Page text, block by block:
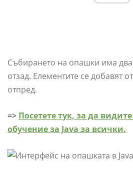
Събирането на опашки има два
отзад. Елементите се добавят
отпред.
=> Посетете тук, за да
обучение за Java за всички.